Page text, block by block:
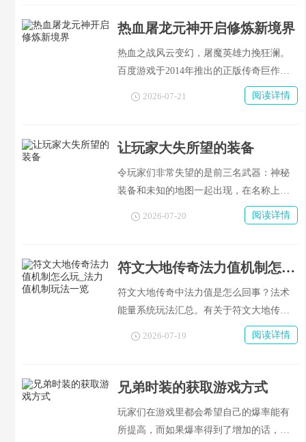
热血屠龙元神开启修炼新境界
热血之战风云变幻，屠魔英雄力挽狂澜。
百度游戏于2014年推出的正版传奇巨作
《热血屠龙》，已经让很多胸怀大志的英
雄豪杰感受到了经典的传奇战争所带来的
样的玩法也让人赞叹不已。本次要给大家
炼过程中，勇者们将会在接下来的不确定
战局里取得什么样的成绩呢？让我们一起
期待吧！
2026-07-21 阅读详情
让玩家大失所望的装备
令玩家们非常失望的是前三名武器：神秘
装备和未知的地图一起出现，在名称上显
得十分诡异，并且外表也很难看一些但是
跟普通的武器相比差距很大所以应该不是
之后才知道这些装备的实际效果很差劲儿
是错位的比如说魔三的那个神秘头盔竟然
还要消耗十点体力啊！哪有魔法师愿意带
着这样的东西去打仗呢？很容易掉下来让
2026-07-20 阅读详情
符文大地传奇法力值机制怎么玩_法力值机制玩法一览
符文大地传奇中法力值是怎么回事？法术
能量系统玩法汇总。有关于符文大地传说
中的说法能力数值设置的问题上，很多玩
家都是只懂皮毛，并不清楚其中的道理，
里说法的能力数值是如何设计出来的吧！
2026-07-19 阅读详情
兄弟时装的获取游戏方式
玩家们在游戏里都会希望自己的爆率能有
所提高，而如果爆率得到了增加的话，那